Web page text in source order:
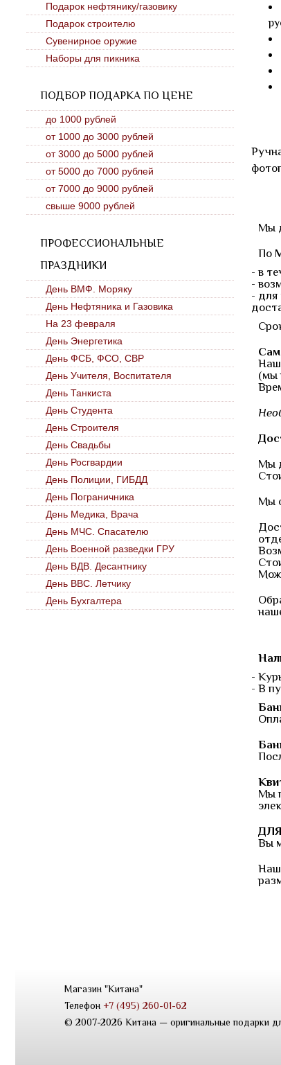
Подарок нефтянику/газовику
Подарок строителю
Сувенирное оружие
Наборы для пикника
ПОДБОР ПОДАРКА ПО ЦЕНЕ
до 1000 рублей
от 1000 до 3000 рублей
от 3000 до 5000 рублей
от 5000 до 7000 рублей
от 7000 до 9000 рублей
свыше 9000 рублей
ПРОФЕССИОНАЛЬНЫЕ
ПРАЗДНИКИ
День ВМФ. Моряку
День Нефтяника и Газовика
На 23 февраля
День Энергетика
День ФСБ, ФСО, СВР
День Учителя, Воспитателя
День Танкиста
День Студента
День Строителя
День Свадьбы
День Росгвардии
День Полиции, ГИБДД
День Пограничника
День Медика, Врача
День МЧС. Спасателю
День Военной разведки ГРУ
День ВДВ. Десантнику
День ВВС. Летчику
День Бухгалтера
Мы
По
- в
-
- для
Наш
(мы
Мы
Мы
-
- В
Мы
Вы
Магазин "Китана"
Телефон +7 (495) 260-01-62
© 2007-2026 Китана — оригинальные подарки